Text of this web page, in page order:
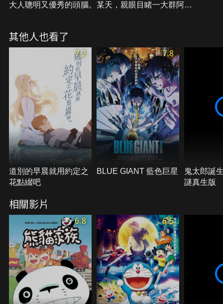
大人聰明又優秀的頭腦。某天，親眼目睹一大群阿德
而這群企鵝似乎是被丟到半空中的可樂罐變成的，這
是誰做的呢？為了解開這個謎，「青山君」展開一連
其他人也看了
7.2
道別的早晨就用約定之
花點綴吧
7.8
BLUE GIANT 藍色巨星
鬼太郎誕
謎真生版
相關影片
6.8 6.5